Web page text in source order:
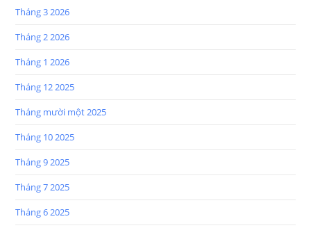
Tháng 3 2026
Tháng 2 2026
Tháng 1 2026
Tháng 12 2025
Tháng mười một 2025
Tháng 10 2025
Tháng 9 2025
Tháng 7 2025
Tháng 6 2025